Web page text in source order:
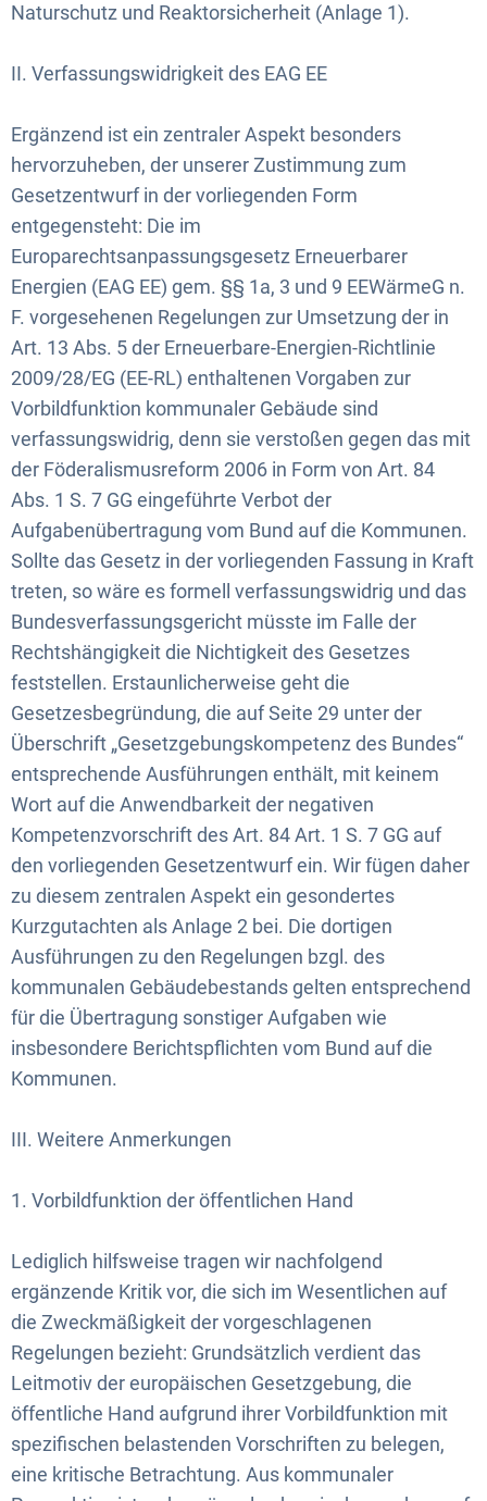
Naturschutz und Reaktorsicherheit (Anlage 1).
II. Verfassungswidrigkeit des EAG EE
Ergänzend ist ein zentraler Aspekt besonders
hervorzuheben, der unserer Zustimmung zum
Gesetzentwurf in der vorliegenden Form
entgegensteht: Die im
Europarechtsanpassungsgesetz Erneuerbarer
Energien (EAG EE) gem. §§ 1a, 3 und 9 EEWärmeG n.
F. vorgesehenen Regelungen zur Umsetzung der in
Art. 13 Abs. 5 der Erneuerbare-Energien-Richtlinie
2009/28/EG (EE-RL) enthaltenen Vorgaben zur
Vorbildfunktion kommunaler Gebäude sind
verfassungswidrig, denn sie verstoßen gegen das mit
der Föderalismusreform 2006 in Form von Art. 84
Abs. 1 S. 7 GG eingeführte Verbot der
Aufgabenübertragung vom Bund auf die Kommunen.
Sollte das Gesetz in der vorliegenden Fassung in Kraft
treten, so wäre es formell verfassungswidrig und das
Bundesverfassungsgericht müsste im Falle der
Rechtshängigkeit die Nichtigkeit des Gesetzes
feststellen. Erstaunlicherweise geht die
Gesetzesbegründung, die auf Seite 29 unter der
Überschrift „Gesetzgebungskompetenz des Bundes“
entsprechende Ausführungen enthält, mit keinem
Wort auf die Anwendbarkeit der negativen
Kompetenzvorschrift des Art. 84 Art. 1 S. 7 GG auf
den vorliegenden Gesetzentwurf ein. Wir fügen daher
zu diesem zentralen Aspekt ein gesondertes
Kurzgutachten als Anlage 2 bei. Die dortigen
Ausführungen zu den Regelungen bzgl. des
kommunalen Gebäudebestands gelten entsprechend
für die Übertragung sonstiger Aufgaben wie
insbesondere Berichtspflichten vom Bund auf die
Kommunen.
III. Weitere Anmerkungen
1. Vorbildfunktion der öffentlichen Hand
Lediglich hilfsweise tragen wir nachfolgend
ergänzende Kritik vor, die sich im Wesentlichen auf
die Zweckmäßigkeit der vorgeschlagenen
Regelungen bezieht: Grundsätzlich verdient das
Leitmotiv der europäischen Gesetzgebung, die
öffentliche Hand aufgrund ihrer Vorbildfunktion mit
spezifischen belastenden Vorschriften zu belegen,
eine kritische Betrachtung. Aus kommunaler